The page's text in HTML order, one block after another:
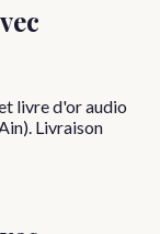
livre d'or audio
Livraison